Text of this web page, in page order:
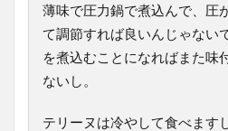
薄味で圧力鍋で煮込んで、圧
て調節すれば良いんじゃない
を煮込むことになればまた味
ないし。
テリーヌは冷やして食べます